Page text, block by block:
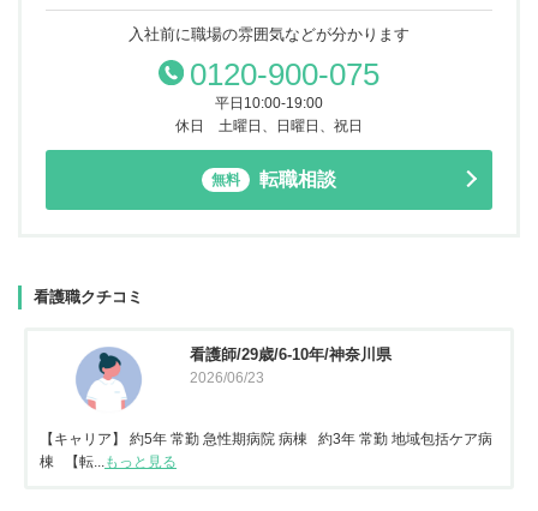
入社前に職場の雰囲気などが分かります
0120-900-075
平日10:00-19:00
休日 土曜日、日曜日、祝日
無料 転職相談
看護職クチコミ
看護師/29歳/6-10年/神奈川県
2026/06/23
【キャリア】 約5年 常勤 急性期病院 病棟 約3年 常勤 地域包括ケア病
棟 【転...もっと見る